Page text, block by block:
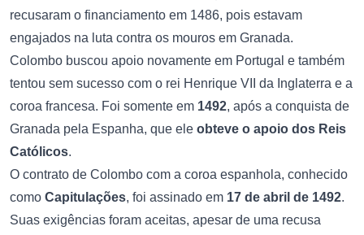
recusaram o financiamento em 1486, pois estavam
engajados na luta contra os mouros em Granada.
Colombo buscou apoio novamente em Portugal e também
tentou sem sucesso com o rei Henrique VII da Inglaterra e a
coroa francesa. Foi somente em 1492, após a conquista de
Granada pela Espanha, que ele obteve o apoio dos Reis
Católicos.
O contrato de Colombo com a coroa espanhola, conhecido
como Capitulações, foi assinado em 17 de abril de 1492.
Suas exigências foram aceitas, apesar de uma recusa